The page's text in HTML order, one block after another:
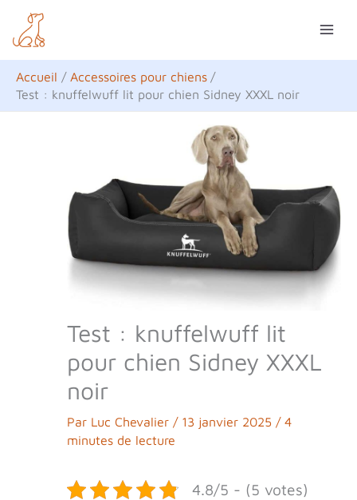
contenu
Accueil
Accessoires pour chiens
Test : knuffelwuff lit pour chien Sidney XXXL noir
Test : knuffelwuff lit
pour chien Sidney XXXL
noir
Par Luc Chevalier / 13 janvier 2025 / 4
minutes de lecture
4.8/5 - (5 votes)
e
c
h
e